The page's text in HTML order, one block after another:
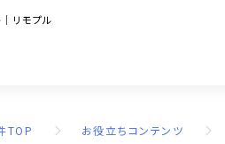
リモプル
TOP お役立ちコンテンツ